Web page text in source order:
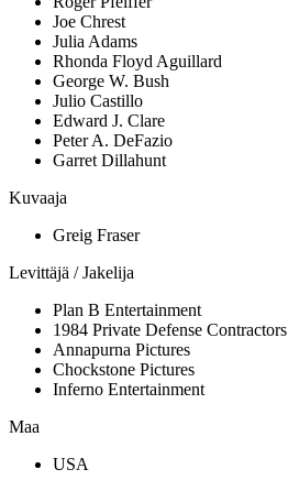
Joe Chrest
Julia Adams
Rhonda Floyd Aguillard
George W. Bush
Julio Castillo
Edward J. Clare
Peter A. DeFazio
Garret Dillahunt
Kuvaaja
Greig Fraser
Levittäjä / Jakelija
Plan B Entertainment
1984 Private Defense Contractors
Annapurna Pictures
Chockstone Pictures
Inferno Entertainment
Maa
USA